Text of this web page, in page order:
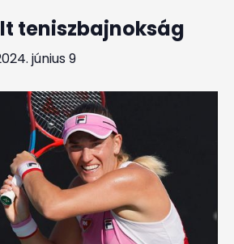
teniszbajnokság
június 9